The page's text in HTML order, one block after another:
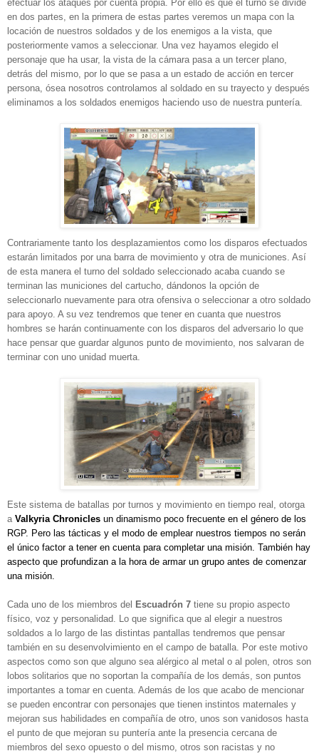
efectuar los ataques por cuenta propia. Por ello es que el turno se divide
en dos partes, en la primera de estas partes veremos un mapa con la
locación de nuestros soldados y de los enemigos a la vista, que
posteriormente vamos a seleccionar. Una vez hayamos elegido el
personaje que ha usar, la vista de la cámara pasa a un tercer plano,
detrás del mismo, por lo que se pasa a un estado de acción en tercer
persona, ósea nosotros controlamos al soldado en su trayecto y después
eliminamos a los soldados enemigos haciendo uso de nuestra puntería.
Contrariamente tanto los desplazamientos como los disparos efectuados
estarán limitados por una barra de movimiento y otra de municiones. Así
de esta manera el turno del soldado seleccionado acaba cuando se
terminan las municiones del cartucho, dándonos la opción de
seleccionarlo nuevamente para otra ofensiva o seleccionar a otro soldado
para apoyo. A su vez tendremos que tener en cuanta que nuestros
hombres se harán continuamente con los disparos del adversario lo que
hace pensar que guardar algunos punto de movimiento, nos salvaran de
terminar con uno unidad muerta.
Este sistema de batallas por turnos y movimiento en tiempo real, otorga
a Valkyria Chronicles un dinamismo poco frecuente en el género de los
RGP. Pero las tácticas y el modo de emplear nuestros tiempos no serán
el único factor a tener en cuenta para completar una misión. También hay
aspecto que profundizan a la hora de armar un grupo antes de comenzar
una misión.
Cada uno de los miembros del Escuadrón 7 tiene su propio aspecto
físico, voz y personalidad. Lo que significa que al elegir a nuestros
soldados a lo largo de las distintas pantallas tendremos que pensar
también en su desenvolvimiento en el campo de batalla. Por este motivo
aspectos como son que alguno sea alérgico al metal o al polen, otros son
lobos solitarios que no soportan la compañía de los demás, son puntos
importantes a tomar en cuenta. Además de los que acabo de mencionar
se pueden encontrar con personajes que tienen instintos maternales y
mejoran sus habilidades en compañía de otro, unos son vanidosos hasta
el punto de que mejoran su puntería ante la presencia cercana de
miembros del sexo opuesto o del mismo, otros son racistas y no